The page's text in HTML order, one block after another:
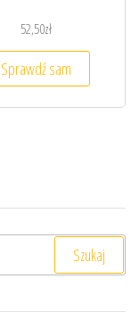
52,50zł
Sprawdź sam